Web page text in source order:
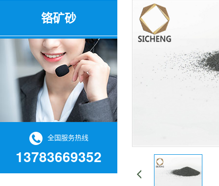
铬矿砂
全国服务热线
13783669352